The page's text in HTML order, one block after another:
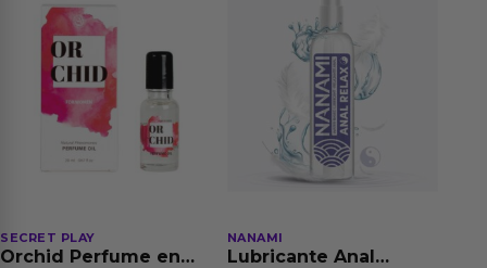
SECRET PLAY
Orchid Perfume en
NANAMI
Lubricante Anal